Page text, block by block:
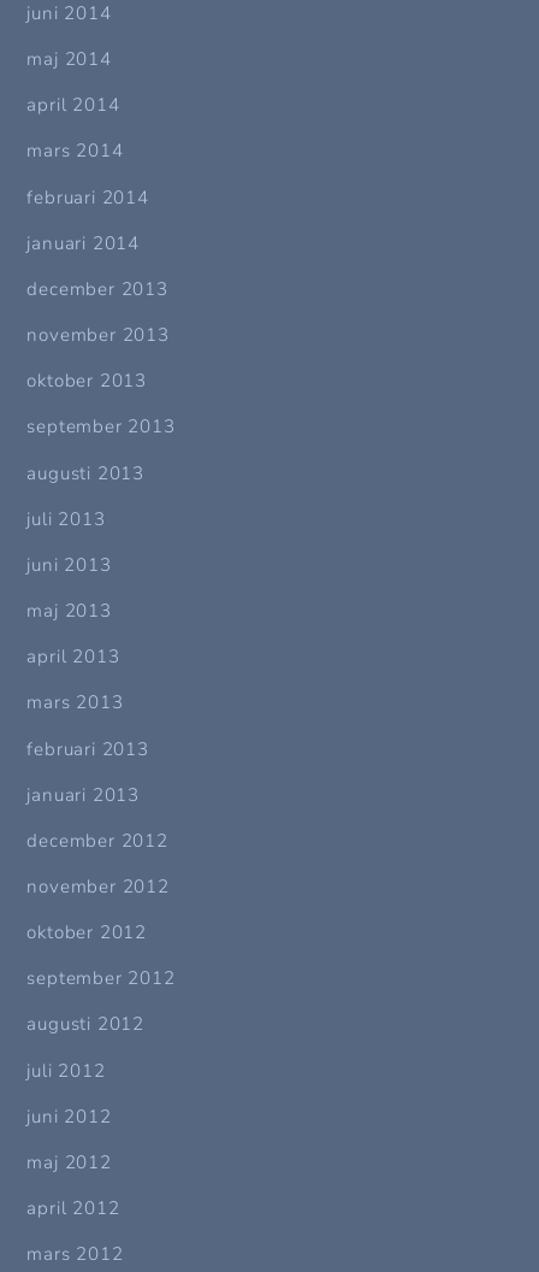
juni 2014
maj 2014
april 2014
mars 2014
februari 2014
januari 2014
december 2013
november 2013
oktober 2013
september 2013
augusti 2013
juli 2013
juni 2013
maj 2013
april 2013
mars 2013
februari 2013
januari 2013
december 2012
november 2012
oktober 2012
september 2012
augusti 2012
juli 2012
juni 2012
maj 2012
april 2012
mars 2012